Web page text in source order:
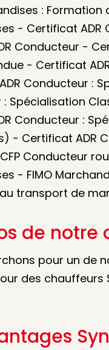
:
- Certificat ADR
Conducteur -
- Certificat
Conducteur :
Spécialisation
Conducteur :
- Certificat ADR
Conducteur
- FIMO
transport de
de notre
pour un de
des chauffeurs